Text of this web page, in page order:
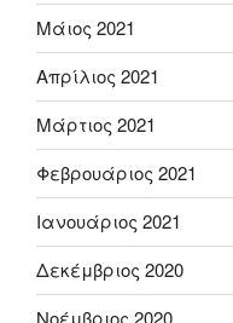
Μάιος 2021
Απρίλιος 2021
Μάρτιος 2021
Φεβρουάριος 2021
Ιανουάριος 2021
Δεκέμβριος 2020
Νοέμβριος 2020